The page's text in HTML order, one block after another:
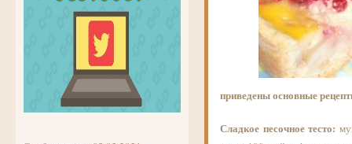
приведены основные
Сладкое песочное тесто: